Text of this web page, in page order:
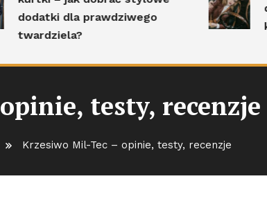
dla prawdziwego
dobrać
testy, recenzje
Krzesiwo Mil-Tec – opinie, testy, recenzje